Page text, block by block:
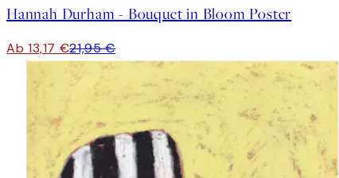
Hannah Durham - Bouquet in Bloom Poster
Ab 13,17 €21,95 €